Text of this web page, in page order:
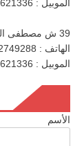
الموبيل : 01000621336
39 ش مصطفى النحاس مدينة نصر.
الهاتف : 0222749288
الموبيل : 01000621336
الأسم